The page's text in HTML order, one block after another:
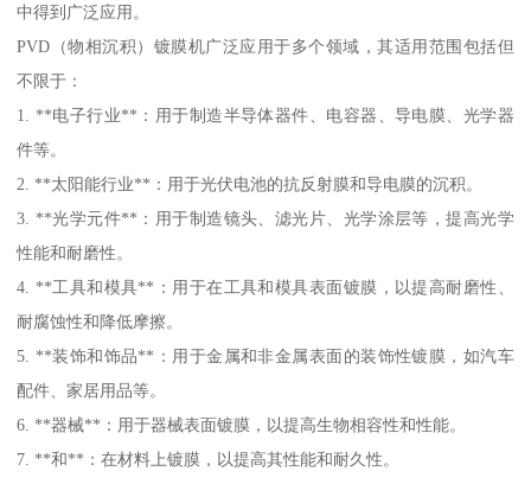
中得到广泛应用。
PVD（物相沉积）镀膜机广泛应用于多个领域，其适用范围包括但
不限于：
1. **电子行业**：用于制造半导体器件、电容器、导电膜、光学器
件等。
2. **太阳能行业**：用于光伏电池的抗反射膜和导电膜的沉积。
3. **光学元件**：用于制造镜头、滤光片、光学涂层等，提高光学
性能和耐磨性。
4. **工具和模具**：用于在工具和模具表面镀膜，以提高耐磨性、
耐腐蚀性和降低摩擦。
5. **装饰和饰品**：用于金属和非金属表面的装饰性镀膜，如汽车
配件、家居用品等。
6. **器械**：用于器械表面镀膜，以提高生物相容性和性能。
7. **和**：在材料上镀膜，以提高其性能和耐久性。